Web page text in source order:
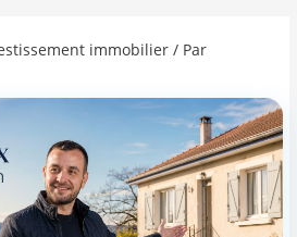
immobilier / Par